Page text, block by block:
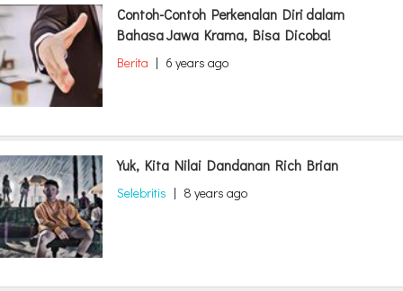
Contoh-Contoh Perkenalan Diri dalam
Bahasa Jawa Krama, Bisa Dicoba!
Berita | 6 years ago
Yuk, Kita Nilai Dandanan Rich Brian
Selebritis | 8 years ago